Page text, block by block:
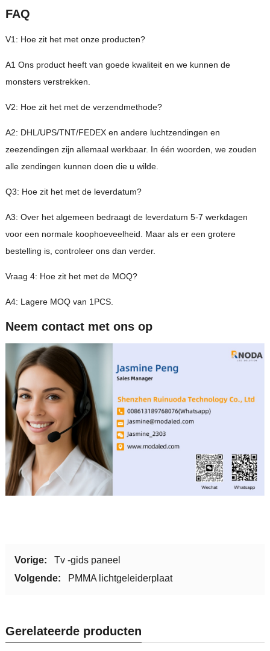
FAQ
V1: Hoe zit het met onze producten?
A1 Ons product heeft van goede kwaliteit en we kunnen de
monsters verstrekken.
V2: Hoe zit het met de verzendmethode?
A2: DHL/UPS/TNT/FEDEX en andere luchtzendingen en
zeezendingen zijn allemaal werkbaar. In één woorden, we zouden
alle zendingen kunnen doen die u wilde.
Q3: Hoe zit het met de leverdatum?
A3: Over het algemeen bedraagt ​​de leverdatum 5-7 werkdagen
voor een normale koophoeveelheid. Maar als er een grotere
bestelling is, controleer ons dan verder.
Vraag 4: Hoe zit het met de MOQ?
A4: Lagere MOQ van 1PCS.
Neem contact met ons op
Vorige:
Tv -gids paneel
Volgende:
PMMA lichtgeleiderplaat
Gerelateerde producten